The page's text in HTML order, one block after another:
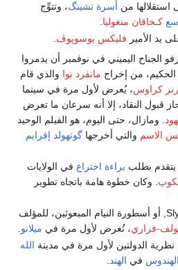
من أسرة تشينگ، وتتوِّج
كـخاقان منغوليا
يد الأمير فليكس يوسوپوڤ
الجناح اليميني في نوفمبر أن يدمروا
الحكيم، من إخراج مانفرد نوا والذي قام
كراوس، يُعرض لأول مرة في سينما
قبول النقاد، إلا أنه سرعان ما تعرض
. ومازال، حتى اليوم، هو الفيلم الوحيد
الاسم والتي أخرجهاگوتهولد إفرايم
يتقدم بطلب براءة اختراع في الولايات
. وكان خطوة هامة باتجاه تطوير
- الأوپرا المأساوية Sly, أو أسطورة النيام المبعوثين، للمؤلف
فراري، تُعرض لأول مرة في ميلانو.
الدولتين لأول مرة في مدينة الله
الهندوس في الهند